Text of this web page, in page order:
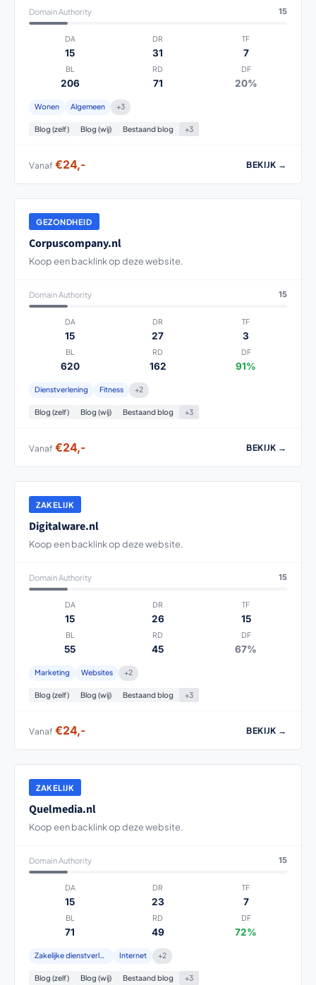
Domain Authority 15
DA
15
DR
31
TF
7
BL
206
RD
71
DF
20%
Wonen Algemeen +3
Blog (zelf) Blog (wij) Bestaand blog +3
Vanaf €24,- BEKIJK →
GEZONDHEID
Corpuscompany.nl
Koop een backlink op deze website.
Domain Authority 15
DA
15
DR
27
TF
3
BL
620
RD
162
DF
91%
Dienstverlening Fitness +2
Blog (zelf) Blog (wij) Bestaand blog +3
Vanaf €24,- BEKIJK →
ZAKELIJK
Digitalware.nl
Koop een backlink op deze website.
Domain Authority 15
DA
15
DR
26
TF
15
BL
55
RD
45
DF
67%
Marketing Websites +2
Blog (zelf) Blog (wij) Bestaand blog +3
Vanaf €24,- BEKIJK →
ZAKELIJK
Quelmedia.nl
Koop een backlink op deze website.
Domain Authority 15
DA
15
DR
23
TF
7
BL
71
RD
49
DF
72%
Zakelijke dienstverlening Internet +2
Blog (zelf) Blog (wij) Bestaand blog +3